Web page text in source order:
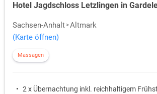
Hotel Jagdschloss Letzlingen in
Sachsen-Anhalt Altmark
(Karte öffnen)
Massagen
2 x Übernachtung inkl. reichhaltigem